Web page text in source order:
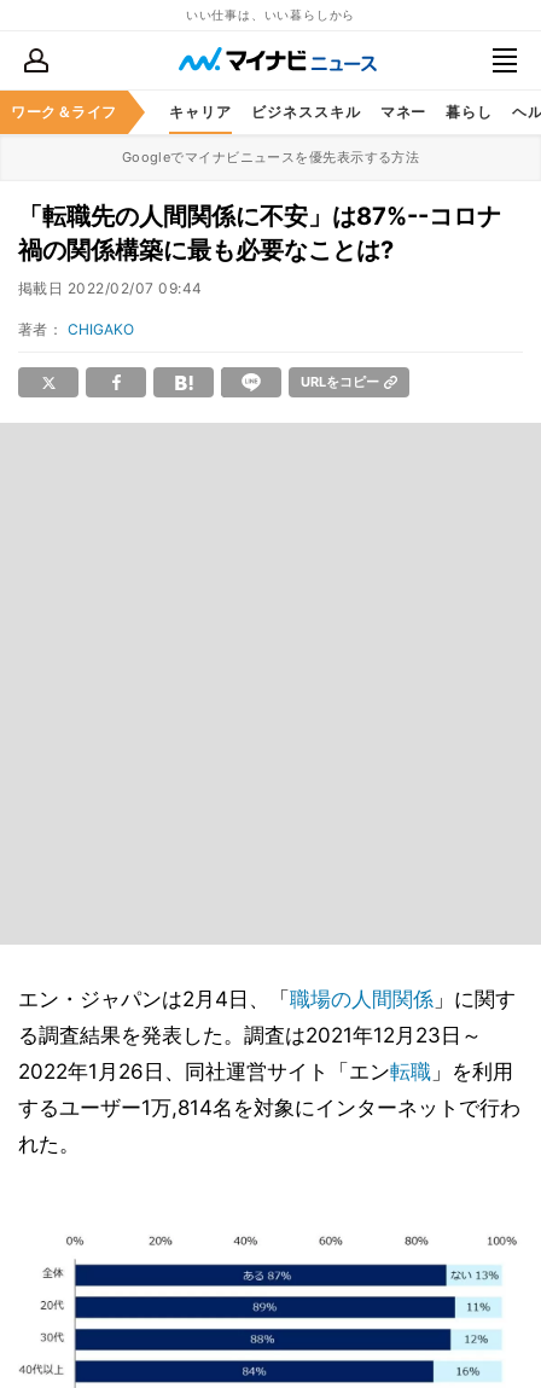
いい仕事は、いい暮らしから
ワーク＆ライフ キャリア ビジネススキル マネー 暮らし ヘ
Googleでマイナビニュースを優先表示する方法
「転職先の人間関係に不安」は87%--コロナ
禍の関係構築に最も必要なことは?
掲載日 2022/02/07 09:44
著者： CHIGAKO
URLをコピー
エン・ジャパンは2月4日、「 職場の人間関係 」に関す
る調査結果を発表した。調査は2021年12月23日～
2022年1月26日、同社運営サイト「エン転職 」を利用
するユーザー1万,814名を対象にインターネットで行わ
れた。